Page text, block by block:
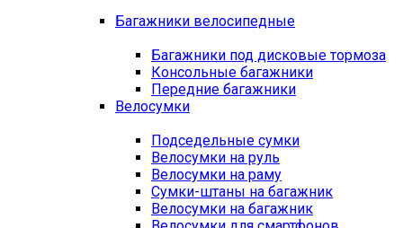
Багажники велосипедные
Багажники под дисковые тормоза
Консольные багажники
Передние багажники
Велосумки
Подседельные сумки
Велосумки на руль
Велосумки на раму
Сумки-штаны на багажник
Велосумки на багажник